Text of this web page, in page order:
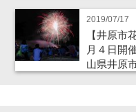
2019/07/17
【井原市
月４日開
山県井原